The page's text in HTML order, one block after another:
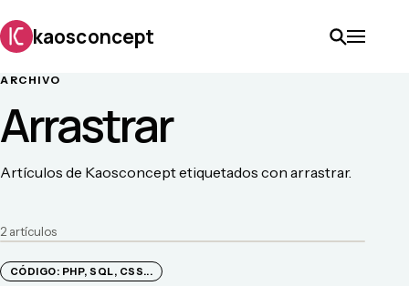
kaosconcept
ARCHIVO
Arrastrar
Artículos de Kaosconcept etiquetados con arrastrar.
2 artículos
CÓDIGO: PHP, SQL, CSS...